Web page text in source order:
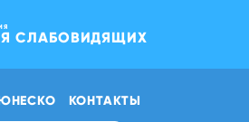
СЛАБОВИДЯЩИХ
КОНТАКТЫ